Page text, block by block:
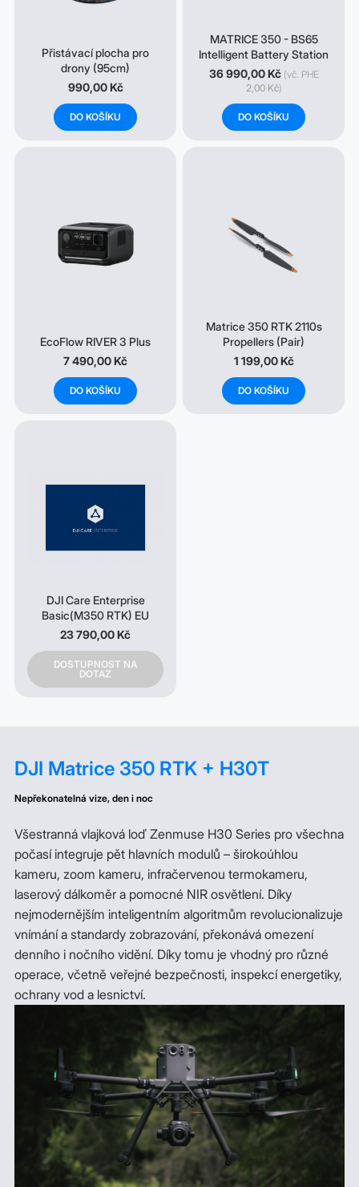
Přistávací plocha pro
drony (95cm)
990,00 Kč
DO KOŠÍKU
MATRICE 350 - BS65
Intelligent Battery Station
36 990,00 Kč (vč. PHE
2,00 Kč)
DO KOŠÍKU
EcoFlow RIVER 3 Plus
7 490,00 Kč
DO KOŠÍKU
Matrice 350 RTK 2110s
Propellers (Pair)
1 199,00 Kč
DO KOŠÍKU
DJI Care Enterprise
Basic(M350 RTK) EU
23 790,00 Kč
DOSTUPNOST NA
DOTAZ
DJI Matrice 350 RTK + H30T
Nepřekonatelná vize, den i noc
Všestranná vlajková loď Zenmuse H30 Series pro všechna
počasí integruje pět hlavních modulů – širokoúhlou
kameru, zoom kameru, infračervenou termokameru,
laserový dálkoměr a pomocné NIR osvětlení. Díky
nejmodernějším inteligentním algoritmům revolucionalizuje
vnímání a standardy zobrazování, překonává omezení
denního i nočního vidění. Díky tomu je vhodný pro různé
operace, včetně veřejné bezpečnosti, inspekcí energetiky,
ochrany vod a lesnictví.